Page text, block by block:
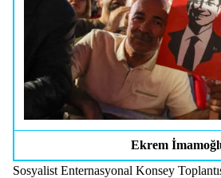
Ekrem
Sosyalist Enternasyonal Konsey